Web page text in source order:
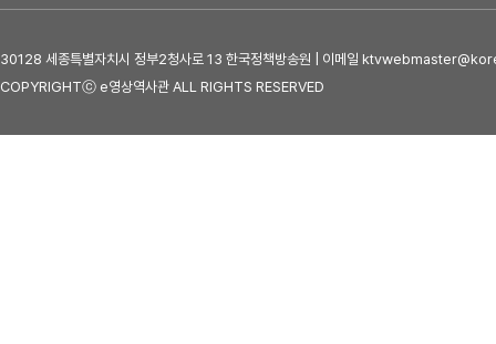
30128 세종특별자치시 정부2청사로 13 한국정책방송원 | 이메일
COPYRIGHTⓒ e영상역사관 ALL RIGHTS RESERVED